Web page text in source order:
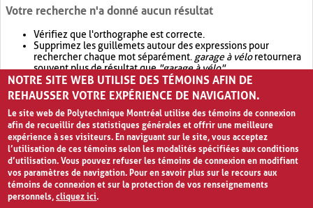
Votre recherche n'a donné aucun résultat
Vérifiez que l'orthographe est correcte.
Supprimez les guillemets autour des expressions pour
rechercher chaque mot séparément. garage à véloretournera
souvent plus de résultat que"garage à vélo".
Envisagez d'élargir votre recherche avec OR.garage OR vélo
retournera souvent plus de résultat quegarage à vélo
NOTRE SITE WEB UTILISE DES TÉMOINS AFIN DE
REHAUSSER VOTRE EXPÉRIENCE DE NAVIGATION.
Le site web de Polytechnique Montréal utilise des témoins de connexion
afin de recueillir des statistiques générales et offrir une meilleure
expérience à ses visiteurs. En naviguant sur le site, vous acceptez
l’utilisation de ces témoins selon les modalités spécifiées aux conditions
d’utilisation. Vous pouvez refuser les témoins de connexion en modifiant
vos paramètres de navigation. Pour en savoir plus sur le recours aux
témoins de connexion et sur la protection de vos renseignements
personnels,cliquez ici.